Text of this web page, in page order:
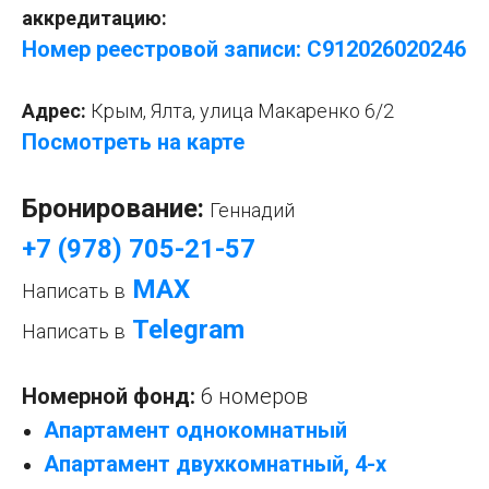
аккредитацию:
Номер реестровой записи: С912026020246
Адрес: Крым, Ялта, улица Макаренко 6/2
Посмотреть на карте
Бронирование: Геннадий
+7 (978) 705-21-57
Написать в МАХ
Написать в Telegram
Номерной фонд: 6 номеров
Апартамент однокомнатный
Апартамент двухкомнатный, 4-х